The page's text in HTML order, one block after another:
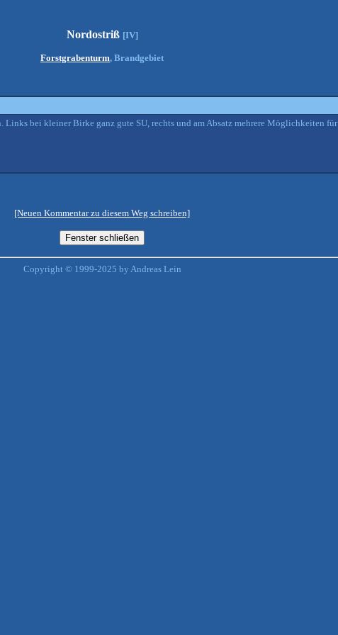
Nordostriß [IV]
Forstgrabenturm, Brandgebiet
Links bei kleiner Birke ganz gute SU, rechts und am Absatz mehrere Möglichkeiten für
[Neuen Kommentar zu diesem Weg schreiben]
Copyright © 1999-2025 by Andreas Lein